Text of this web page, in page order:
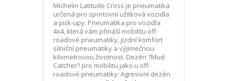
Michelin Latitude Cross je pneumatika
určená pro sportovní užitková vozidla
a pick-upy. Pneumatika pro vozidla
4x4, která vám přináší mobilitu off-
roadové pneumatiky, jízdní komfort
silniční pneumatiky a výjimečnou
kilometrovou životnost. Dezén ?Mud
Catcher? pro mobilitu jako u off-
roadové pneumatiky: Agresivní dezén